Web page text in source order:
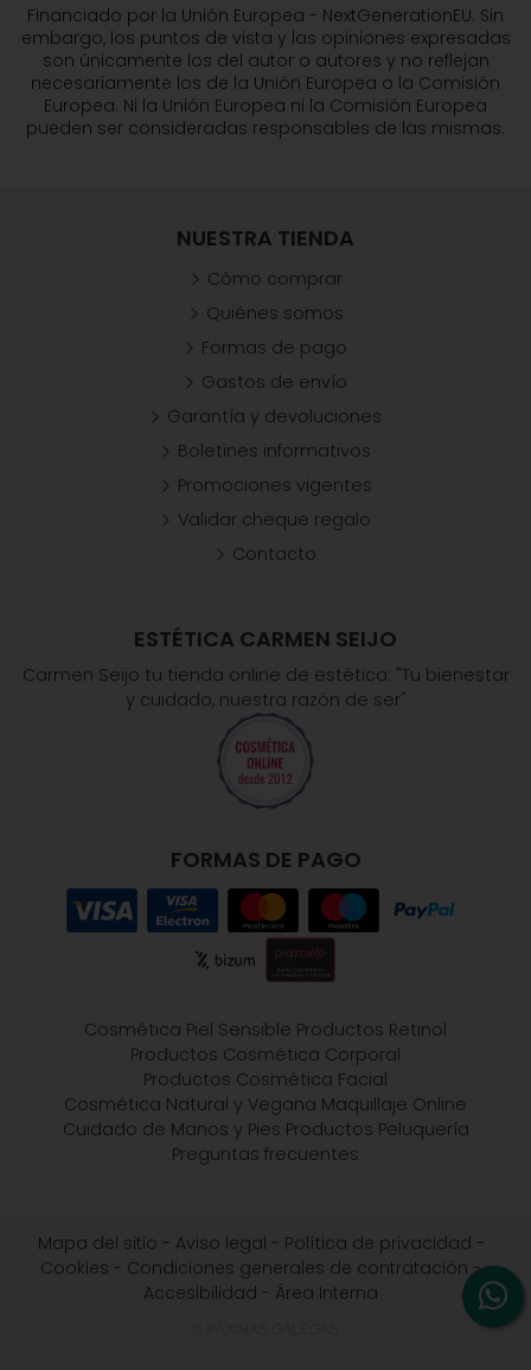
Financiado por la Unión Europea - NextGenerationEU. Sin
embargo, los puntos de vista y las opiniones expresadas
son únicamente los del autor o autores y no reflejan
necesariamente los de la Unión Europea o la Comisión
Europea. Ni la Unión Europea ni la Comisión Europea
pueden ser consideradas responsables de las mismas.
ESTÉTICA CARMEN SEIJO
Carmen Seijo tu tienda online de estética: "Tu bienestar
y cuidado, nuestra razón de ser"
FORMAS DE PAGO
NUESTRA TIENDA
Cómo comprar
Quiénes somos
Formas de pago
Gastos de envío
Garantía y devoluciones
Boletines informativos
Promociones vigentes
Validar cheque regalo
Contacto
Cosmética Piel Sensible Productos Retinol
Productos Cosmética Corporal
Productos Cosmética Facial
Cosmética Natural y Vegana Maquillaje Online
Cuidado de Manos y Pies Productos Peluquería
Preguntas frecuentes
Mapa del sitio - Aviso legal - Política de privacidad -
Cookies - Condiciones generales de contratación -
Accesibilidad - Área Interna